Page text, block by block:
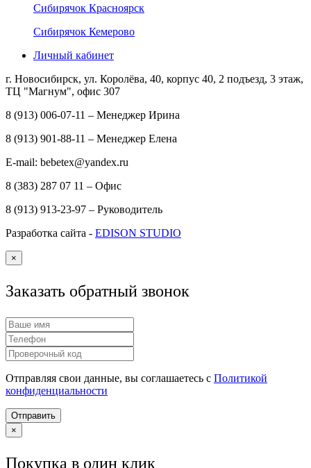
Сибирячок Красноярск
Сибирячок Кемерово
Личный кабинет
г. Новосибирск, ул. Королёва, 40, корпус 40, 2 подъезд, 3 этаж,
ТЦ "Магнум", офис 307
8 (913) 006-07-11 – Менеджер Ирина
8 (913) 901-88-11 – Менеджер Елена
E-mail: bebetex@yandex.ru
8 (383) 287 07 11 – Офис
8 (913) 913-23-97 – Руководитель
Разработка сайта - EDISON STUDIO
×
Заказать обратный звонок
Отправляя свои данные, вы соглашаетесь с Политикой
конфиденциальности
Отправить
×
Покупка в один клик